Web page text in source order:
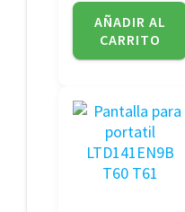
AÑADIR AL
CARRITO